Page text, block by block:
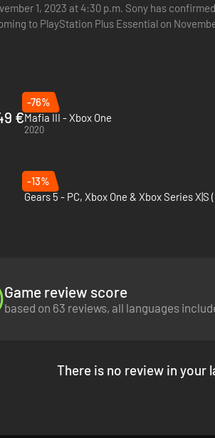
1, 2023 at 4:30 p.m. Sony has
to PlayStation Plus Essential on
€
-76%
Mafia III - Xbox One
2020
-13%
Game review score
based on 63 reviews, all languages
There is no review in your